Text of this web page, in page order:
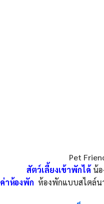
Pet
สัตว์เลี้ยงเข้าพักได้ น้
ค่าห้องพัก ห้องพักแบบสไตล์น